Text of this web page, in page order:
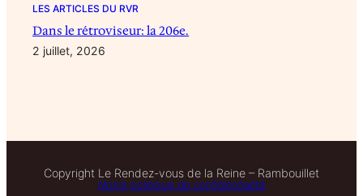
LES ARTICLES DU RVR
Dans le rétroviseur: la 206e.
2 juillet, 2026
Copyright Le Rendez-vous de la Reine – Rambouillet
Notre politique de confidentialité